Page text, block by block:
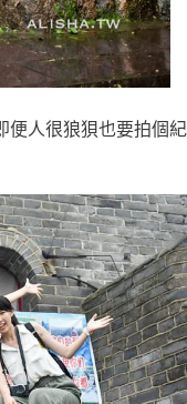
便人很狼狽也要拍個紀